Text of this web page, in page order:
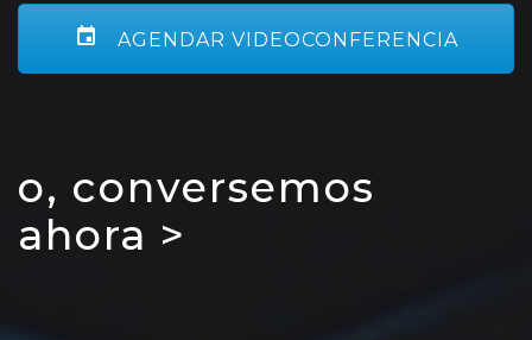
AGENDAR VIDEOCONFERENCIA
o, conversemos
ahora >